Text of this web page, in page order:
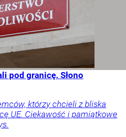
pod granicę. Słono
którzy chcieli z bliska
UE. Ciekawość i pamiątkowe